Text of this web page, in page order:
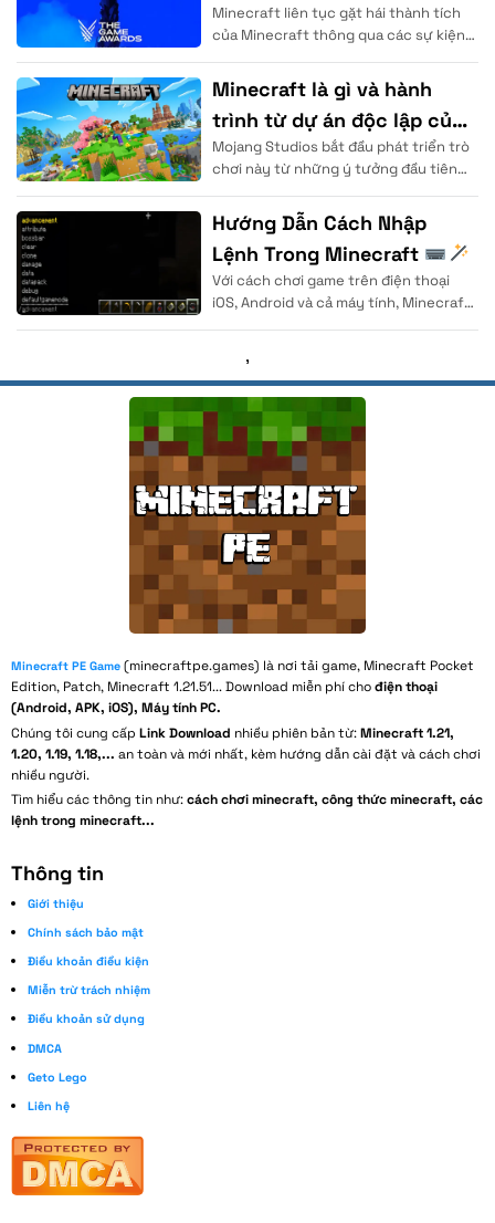
vang dội
Minecraft liên tục gặt hái thành tích
của Minecraft thông qua các sự kiện
giới. Mojang Studios đã chứng minh
Minecraft là gì và hành
trình từ dự án độc lập của
Notch
Mojang Studios bắt đầu phát triển trò
chơi này từ những ý tưởng đầu tiên
nước Thụy Điển.
Hướng Dẫn Cách Nhập
Lệnh Trong Minecraft
| Cho Người Mới
Với cách chơi game trên điện thoại
iOS, Android và cả máy tính, Minecraft
,
Minecraft PE Game(minecraftpe.games) là nơi tải game, Minecraft Pocket
Edition, Patch, Minecraft 1.21.51... Download miễn phí chođiện thoại
(Android, APK, iOS), Máy tính PC.
Chúng tôi cung cấp Link Download nhiều phiên bản từ:Minecraft 1.21,
1.20, 1.19, 1.18,... an toàn và mới nhất, kèm hướng dẫn cài đặt và cách chơi
nhiều người.
Tìm hiểu các thông tin như:cách chơi minecraft, công thức minecraft, các
lệnh trong minecraft...
Thông tin
Giới thiệu
Chính sách bảo mật
Điều khoản điều kiện
Miễn trừ trách nhiệm
Điều khoản sử dụng
DMCA
Geto Lego
Liên hệ